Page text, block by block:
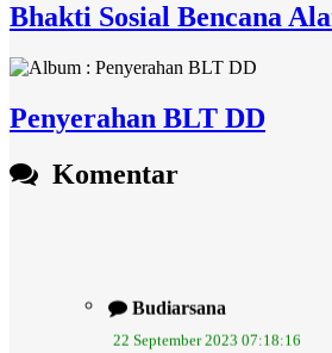
Bhakti Sosial Bencana
Penyerahan BLT DD
Komentar
22 September 2023 07:18:16
Semoga pengelolaan sampah
membuat...selengkapnya